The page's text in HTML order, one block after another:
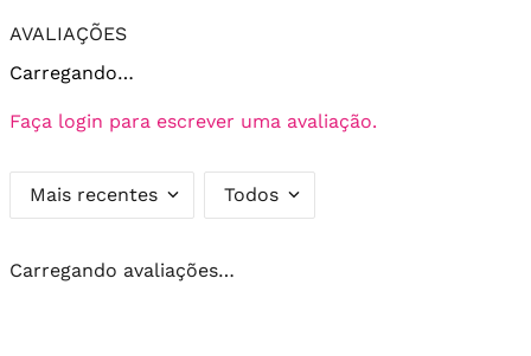
AVALIAÇÕES
Carregando…
Faça login para escrever uma avaliação.
Mais recentes Todos
Carregando avaliações…